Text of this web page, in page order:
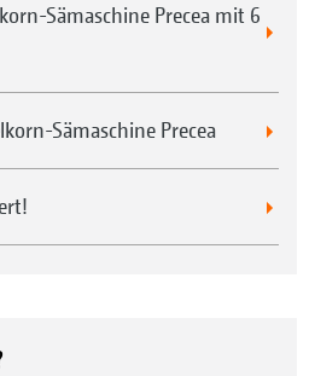
Sämaschine Precea mit 6
Sämaschine Precea